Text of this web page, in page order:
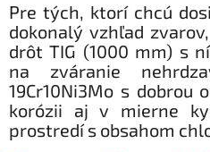
Pre tých, ktorí chcú
dokonalý vzhľad
drôt TIG (1000 mm) s
na zváranie
19Cr10Ni3Mo s dobrou
korózii aj v mierne
prostredí s obsahom